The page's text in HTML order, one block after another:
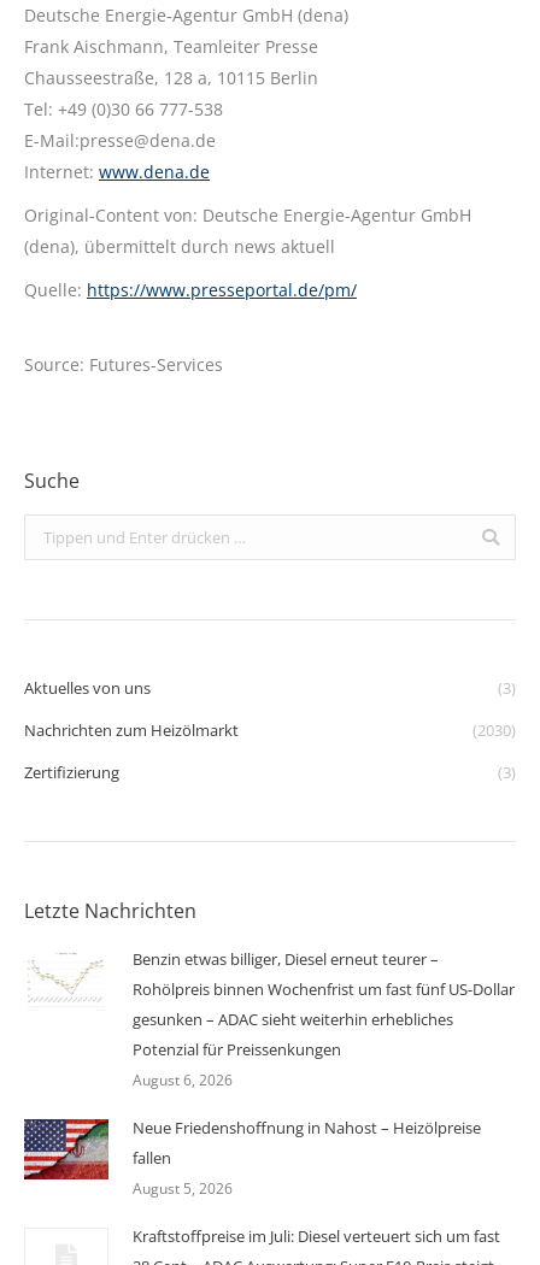
Deutsche Energie-Agentur GmbH (dena)
Frank Aischmann, Teamleiter Presse
Chausseestraße, 128 a, 10115 Berlin
Tel: +49 (0)30 66 777-538
E-Mail:presse@dena.de
Internet: www.dena.de
Original-Content von: Deutsche Energie-Agentur GmbH
(dena), übermittelt durch news aktuell
Quelle: https://www.presseportal.de/pm/
Source: Futures-Services
Suche
Search:
Aktuelles von uns
(3)
Nachrichten zum Heizölmarkt
(2030)
Zertifizierung
(3)
Letzte Nachrichten
Benzin etwas billiger, Diesel erneut teurer –
Rohölpreis binnen Wochenfrist um fast fünf US-Dollar
gesunken – ADAC sieht weiterhin erhebliches
Potenzial für Preissenkungen
August 6, 2026
Neue Friedenshoffnung in Nahost – Heizölpreise
fallen
August 5, 2026
Kraftstoffpreise im Juli: Diesel verteuert sich um fast